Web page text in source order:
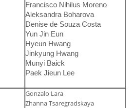
Francisco Nihilus Moreno
Aleksandra Boharova
Denise de Souza Costa
Yun Jin Eun
Hyeun Hwang
Jinkyung Hwang
Munyi Baick
Paek Jieun Lee
Gonzalo Lara
Zhanna Tsaregradskaya